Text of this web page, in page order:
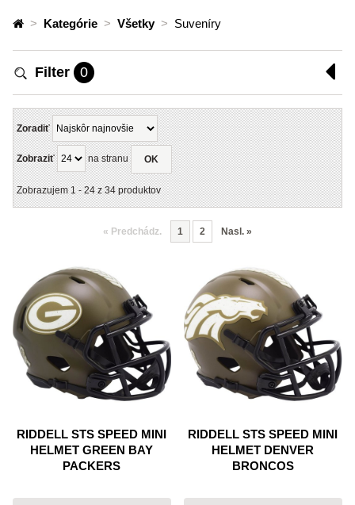
> Kategórie > Všetky > Suveníry
Filter 0
Zoradiť
Zobraziť na stranu OK
Zobrazujem1-24z34produktov
« Predchádz. 1 2 Nasl. »
RIDDELL STS SPEED MINI
HELMET GREEN BAY
PACKERS
RIDDELL STS SPEED MINI
HELMET DENVER
BRONCOS